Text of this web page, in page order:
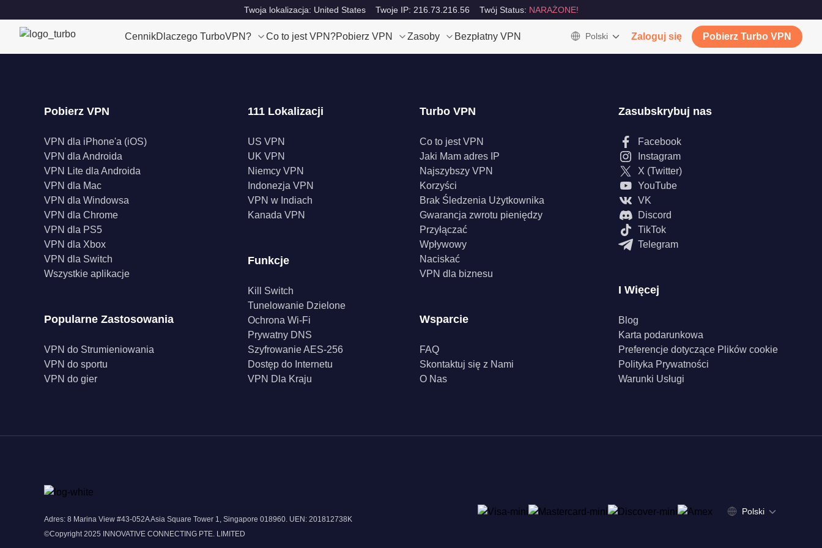
Twoja lokalizacja: United States Twoje IP: 216.73.216.56 Twój Status: NARAŻONE!
CennikDlaczego TurboVPN? Co to jest VPN?Pobierz VPN Zasoby Bezpłatny VPN Polski Zaloguj się Pobierz Turbo VPN
Pobierz VPN
VPN dla iPhone'a (iOS)
VPN dla Androida
VPN Lite dla Androida
VPN dla Mac
VPN dla Windowsa
VPN dla Chrome
VPN dla PS5
VPN dla Xbox
VPN dla Switch
Wszystkie aplikacje
Popularne Zastosowania
VPN do Strumieniowania
VPN do sportu
VPN do gier
111 Lokalizacji
US VPN
UK VPN
Niemcy VPN
Indonezja VPN
VPN w Indiach
Kanada VPN
Funkcje
Kill Switch
Tunelowanie Dzielone
Ochrona Wi-Fi
Prywatny DNS
Szyfrowanie AES-256
Dostęp do Internetu
VPN Dla Kraju
Turbo VPN
Co to jest VPN
Jaki Mam adres IP
Najszybszy VPN
Korzyści
Brak Śledzenia Użytkownika
Gwarancja zwrotu pieniędzy
Przyłączać
Wpływowy
Naciskać
VPN dla biznesu
Wsparcie
FAQ
Skontaktuj się z Nami
O Nas
Zasubskrybuj nas
Facebook
Instagram
X (Twitter)
YouTube
VK
Discord
TikTok
Telegram
I Więcej
Blog
Karta podarunkowa
Preferencje dotyczące Plików cookie
Polityka Prywatności
Warunki Usługi
Adres: 8 Marina View #43-052A Asia Square Tower 1, Singapore 018960. UEN: 201812738K
©Copyright 2025 INNOVATIVE CONNECTING PTE. LIMITED
Polski